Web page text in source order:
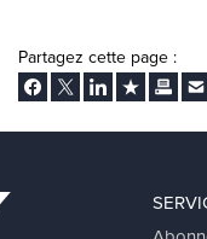
Partagez cette page :
Facebook
TwitterLinkedInAjouter aux
Imprimer